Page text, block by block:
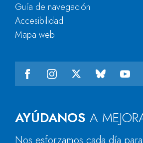
AYÚDANOS A
Guía de navegación
Accesibilidad
Mapa web